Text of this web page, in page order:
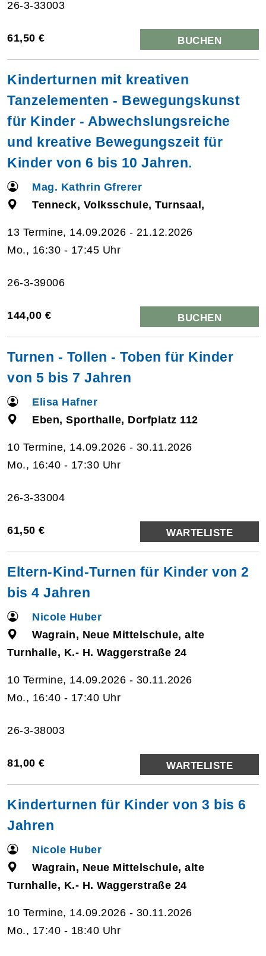
26-3-33003
61,50 € BUCHEN
Kinderturnen mit kreativen
Tanzelementen - Bewegungskunst
für Kinder - Abwechslungsreiche
und kreative Bewegungszeit für
Kinder von 6 bis 10 Jahren.
Mag. Kathrin Gfrerer
Tenneck, Volksschule, Turnsaal,
13 Termine, 14.09.2026 - 21.12.2026
Mo., 16:30 - 17:45 Uhr
26-3-39006
144,00 € BUCHEN
Turnen - Tollen - Toben für Kinder
von 5 bis 7 Jahren
Elisa Hafner
Eben, Sporthalle, Dorfplatz 112
10 Termine, 14.09.2026 - 30.11.2026
Mo., 16:40 - 17:30 Uhr
26-3-33004
61,50 € WARTELISTE
Eltern-Kind-Turnen für Kinder von 2
bis 4 Jahren
Nicole Huber
Wagrain, Neue Mittelschule, alte
Turnhalle, K.- H. Waggerstraße 24
10 Termine, 14.09.2026 - 30.11.2026
Mo., 16:40 - 17:40 Uhr
26-3-38003
81,00 € WARTELISTE
Kinderturnen für Kinder von 3 bis 6
Jahren
Nicole Huber
Wagrain, Neue Mittelschule, alte
Turnhalle, K.- H. Waggerstraße 24
10 Termine, 14.09.2026 - 30.11.2026
Mo., 17:40 - 18:40 Uhr